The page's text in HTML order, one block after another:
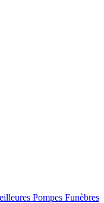
Pompes Funèbres